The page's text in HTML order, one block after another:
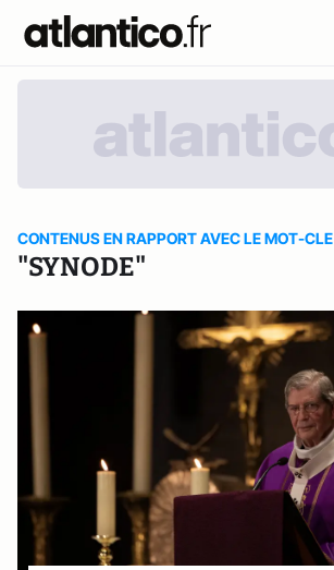
CONTENUS EN RAPPORT AVEC LE MOT-CLE
"SYNODE"